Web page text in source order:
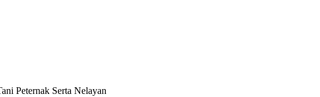
Peternak Serta Nelayan